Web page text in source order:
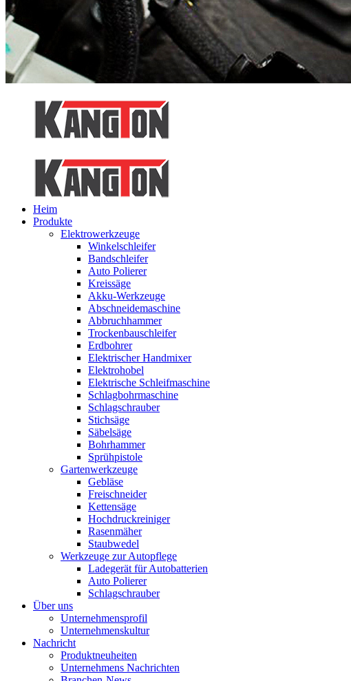
Heim
Produkte
Elektrowerkzeuge
Winkelschleifer
Bandschleifer
Auto Polierer
Kreissäge
Akku-Werkzeuge
Abschneidemaschine
Abbruchhammer
Trockenbauschleifer
Erdbohrer
Elektrischer Handmixer
Elektrohobel
Elektrische Schleifmaschine
Schlagbohrmaschine
Schlagschrauber
Stichsäge
Säbelsäge
Bohrhammer
Sprühpistole
Gartenwerkzeuge
Gebläse
Freischneider
Kettensäge
Hochdruckreiniger
Rasenmäher
Staubwedel
Werkzeuge zur Autopflege
Ladegerät für Autobatterien
Auto Polierer
Schlagschrauber
Über uns
Unternehmensprofil
Unternehmenskultur
Nachricht
Produktneuheiten
Unternehmens Nachrichten